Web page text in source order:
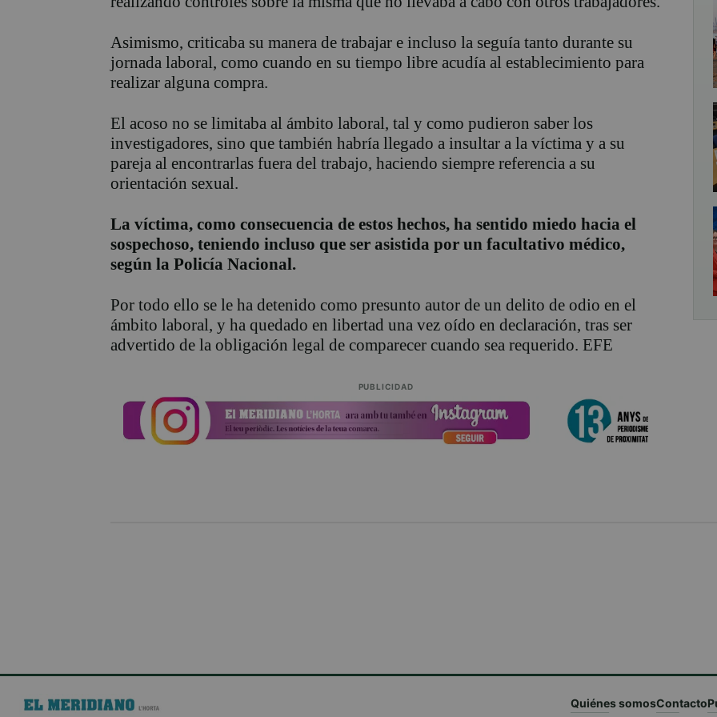
Asimismo, criticaba su manera de trabajar e incluso la seguía tanto durante su
jornada laboral, como cuando en su tiempo libre acudía al establecimiento para
realizar alguna compra.
El acoso no se limitaba al ámbito laboral, tal y como pudieron saber los
investigadores, sino que también habría llegado a insultar a la víctima y a su
pareja al encontrarlas fuera del trabajo, haciendo siempre referencia a su
orientación sexual.
La víctima, como consecuencia de estos hechos, ha sentido miedo hacia el
sospechoso, teniendo incluso que ser asistida por un facultativo médico,
según la Policía Nacional.
Por todo ello se le ha detenido como presunto autor de un delito de odio en el
ámbito laboral, y ha quedado en libertad una vez oído en declaración, tras ser
advertido de la obligación legal de comparecer cuando sea requerido. EFE
PUBLICIDAD
Quiénes somosContacto